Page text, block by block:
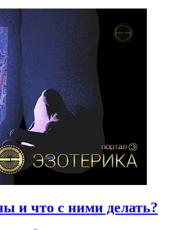
и что с ними делать?